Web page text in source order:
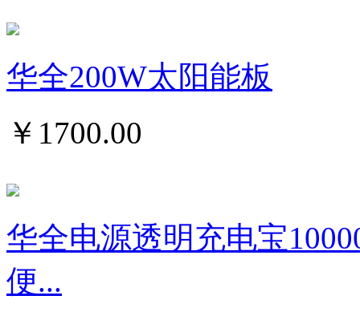
华全200W太阳能板
￥ 1700.00
华全电源透明充电宝
便...